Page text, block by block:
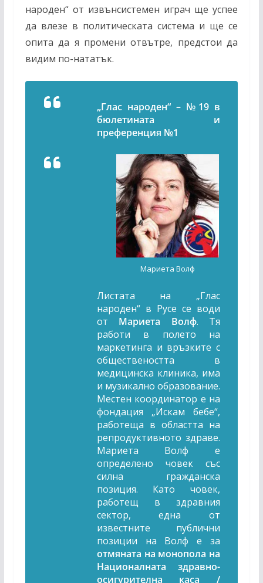
народен“ от извънсистемен играч ще успее
да влезе в политическата система и ще се
опита да я промени отвътре, предстои да
видим по-нататък.
„Глас народен“ – № 19 в
бюлетината и
преференция №1
Мариета Волф
Листата на „Глас
народен“ в Русе се води
от Мариета Волф. Тя
работи в полето на
маркетинга и връзките с
обществеността в
медицинска клиника, има
и музикално образование.
Местен координатор е на
фондация „Искам бебе“,
работеща в областта на
репродуктивното здраве.
Мариета Волф е
определено човек със
силна гражданска
позиция. Като човек,
работещ в здравния
сектор, една от
известните публични
позиции на Волф е за
отмяната на монопола на
Националната здравно-
осигурителна каса /